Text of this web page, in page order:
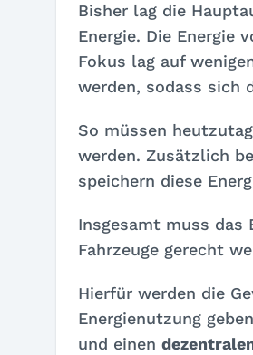
Bisher lag die
Energie. Die Energie
Fokus lag auf
werden, sodass sich
So müssen
werden. Zusätzlich
speichern diese
Insgesamt muss das
Fahrzeuge gerecht
Hierfür werden die
Energienutzung
und einen